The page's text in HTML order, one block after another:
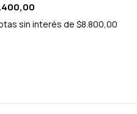
sin interés de $8.800,00